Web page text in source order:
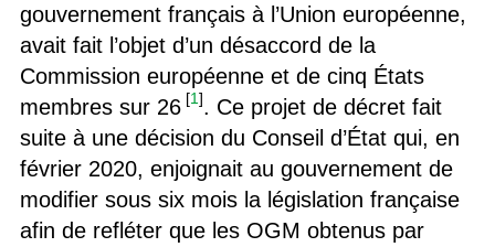
gouvernement français à l’Union européenne,
avait fait l’objet d’un désaccord de la
Commission européenne et de cinq États
membres sur 26 [1]. Ce projet de décret fait
suite à une décision du Conseil d’État qui, en
février 2020, enjoignait au gouvernement de
modifier sous six mois la législation française
afin de refléter que les OGM obtenus par